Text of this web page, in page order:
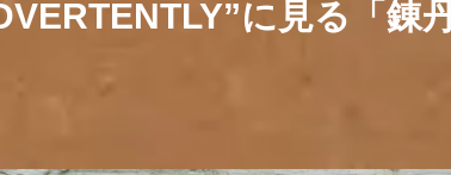
に見る「錬